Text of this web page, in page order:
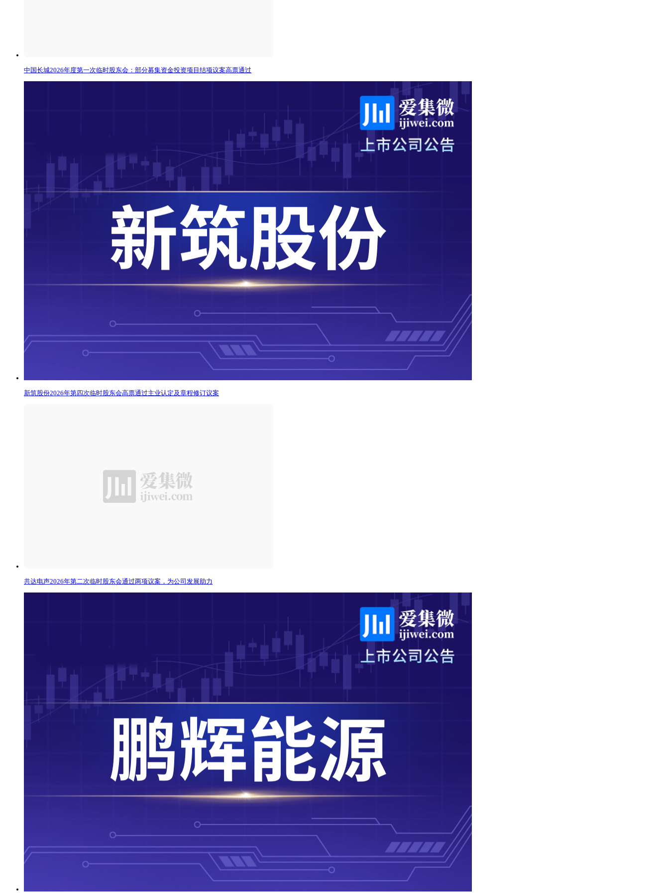
中国长城2026年度第一次临时股东会：部分募集资金投资项目结项议案高票通过
新筑股份2026年第四次临时股东会高票通过主业认定及章程修订议案
共达电声2026年第二次临时股东会通过两项议案，为公司发展助力